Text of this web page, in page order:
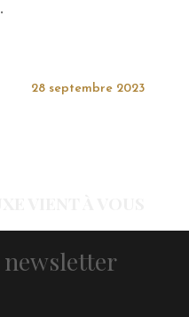
28 septembre 2023
newsletter